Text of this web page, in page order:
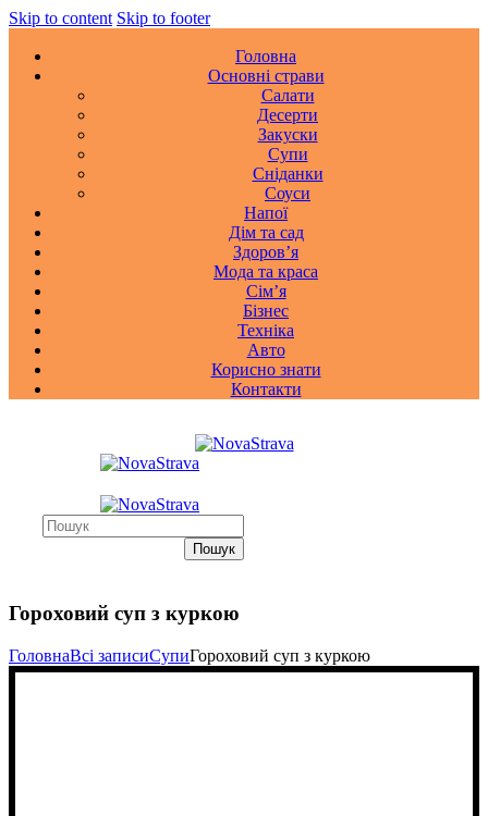
Skip to content Skip to footer
Головна
Основні страви
Салати
Десерти
Закуски
Супи
Сніданки
Соуси
Напої
Дім та сад
Здоровʼя
Мода та краса
Сімʼя
Бізнес
Техніка
Авто
Корисно знати
Контакти
Пошук
Гороховий суп з куркою
ГоловнаВсі записиСупиГороховий суп з куркою